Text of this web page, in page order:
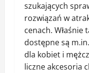
szukających
rozwiązań w
cenach. Właśnie
dostępne są
dla kobiet i
liczne akcesoria